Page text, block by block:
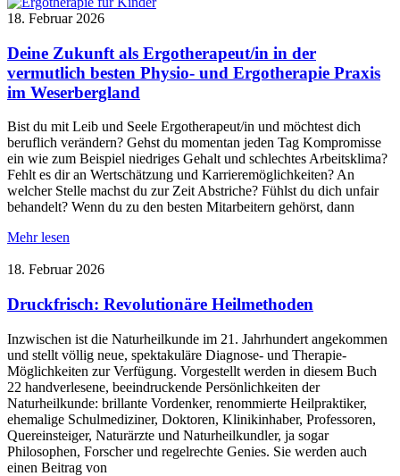
18. Februar 2026
Deine Zukunft als Ergotherapeut/in in der
vermutlich besten Physio- und Ergotherapie Praxis
im Weserbergland
Bist du mit Leib und Seele Ergotherapeut/in und möchtest dich
beruflich verändern? Gehst du momentan jeden Tag Kompromisse
ein wie zum Beispiel niedriges Gehalt und schlechtes Arbeitsklima?
Fehlt es dir an Wertschätzung und Karrieremöglichkeiten? An
welcher Stelle machst du zur Zeit Abstriche? Fühlst du dich unfair
behandelt? Wenn du zu den besten Mitarbeitern gehörst, dann
Mehr lesen
18. Februar 2026
Druckfrisch: Revolutionäre Heilmethoden
Inzwischen ist die Naturheilkunde im 21. Jahrhundert angekommen
und stellt völlig neue, spektakuläre Diagnose- und Therapie-
Möglichkeiten zur Verfügung. Vorgestellt werden in diesem Buch
22 handverlesene, beeindruckende Persönlichkeiten der
Naturheilkunde: brillante Vordenker, renommierte Heilpraktiker,
ehemalige Schulmediziner, Doktoren, Klinikinhaber, Professoren,
Quereinsteiger, Naturärzte und Naturheilkundler, ja sogar
Philosophen, Forscher und regelrechte Genies. Sie werden auch
einen Beitrag von